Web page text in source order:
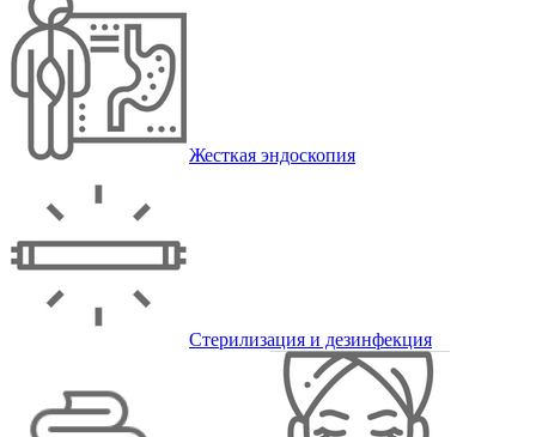
Жесткая эндоскопия
Стерилизация и дезинфекция